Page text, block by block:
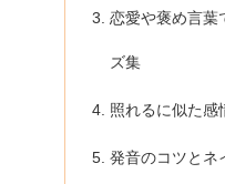
恋愛や褒め言葉
ズ集
照れるに似た感
発音のコツとネ